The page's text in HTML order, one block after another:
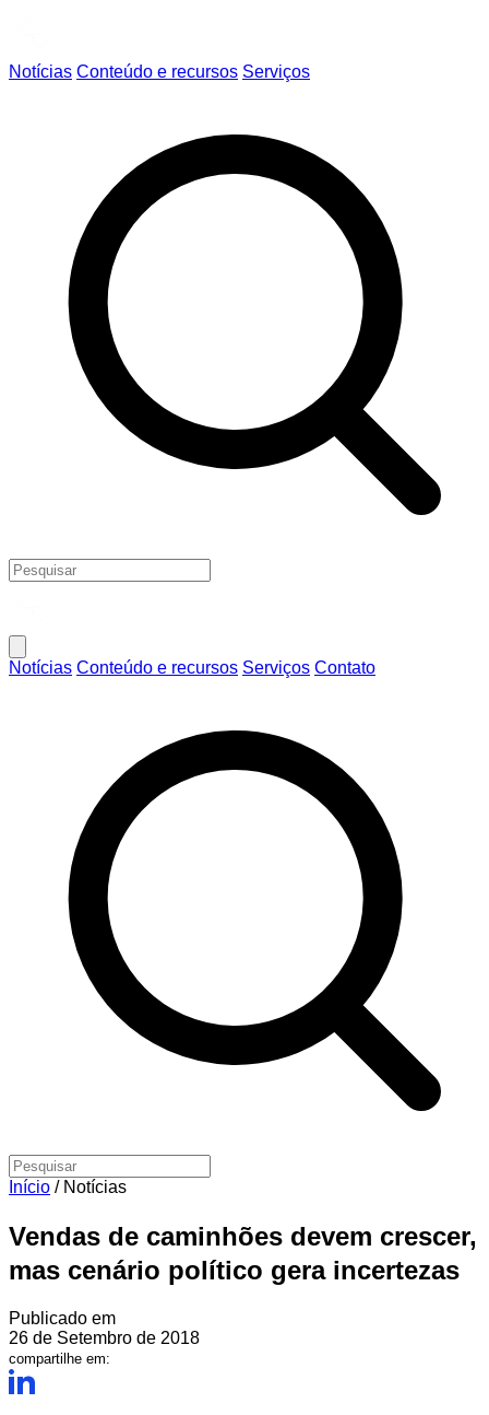
Notícias Conteúdo e recursos Serviços
Notícias Conteúdo e recursos Serviços Contato
Início / Notícias
Vendas de caminhões devem crescer,
mas cenário político gera incertezas
Publicado em
26 de Setembro de 2018
compartilhe em: